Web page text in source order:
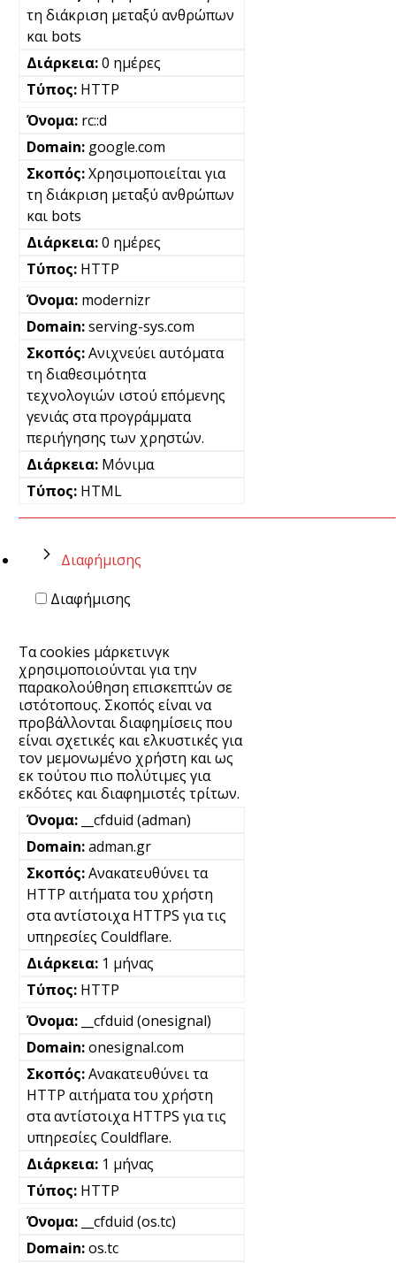
τη διάκριση μεταξύ ανθρώπων
και bots
0 ημέρες
HTTP
rc::d
google.com
Χρησιμοποιείται για
τη διάκριση μεταξύ ανθρώπων
και bots
0 ημέρες
HTTP
modernizr
serving-sys.com
Ανιχνεύει αυτόματα
τη διαθεσιμότητα
τεχνολογιών ιστού επόμενης
γενιάς στα προγράμματα
περιήγησης των χρηστών.
Μόνιμα
HTML
Διαφήμισης
Διαφήμισης
Τα cookies μάρκετινγκ
χρησιμοποιούνται για την
παρακολούθηση επισκεπτών σε
ιστότοπους. Σκοπός είναι να
προβάλλονται διαφημίσεις που
είναι σχετικές και ελκυστικές για
τον μεμονωμένο χρήστη και ως
εκ τούτου πιο πολύτιμες για
εκδότες και διαφημιστές τρίτων.
__cfduid (adman)
adman.gr
Ανακατευθύνει τα
HTTP αιτήματα του χρήστη
στα αντίστοιχα HTTPS για τις
υπηρεσίες Couldflare.
1 μήνας
HTTP
__cfduid (onesignal)
onesignal.com
Ανακατευθύνει τα
HTTP αιτήματα του χρήστη
στα αντίστοιχα HTTPS για τις
υπηρεσίες Couldflare.
1 μήνας
HTTP
__cfduid (os.tc)
os.tc